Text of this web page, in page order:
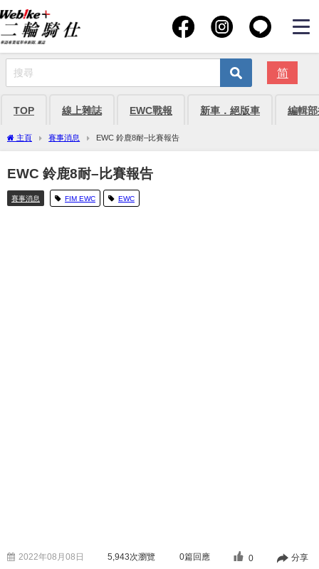
简
TOP 線上雜誌 EWC戰報 新車．絕版車 編輯
主頁 賽事消息 EWC 鈴鹿8耐–比賽報告
EWC 鈴鹿8耐–比賽報告
賽事消息 FIM EWC EWC
2022年08月08日 5,943次瀏覽 0篇回應 0 分享